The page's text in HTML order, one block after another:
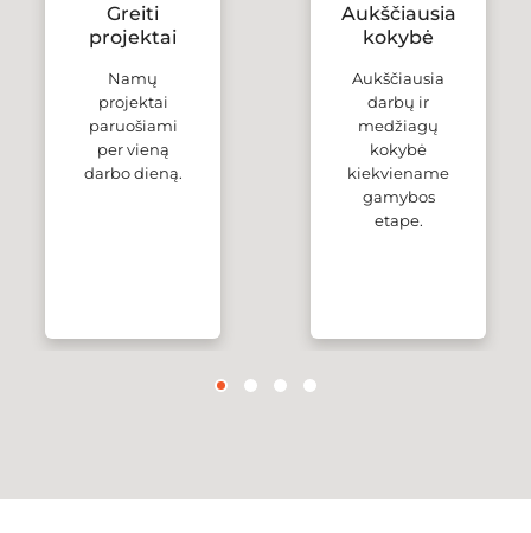
Greiti
projektai
Namų
projektai
paruošiami
per vieną
darbo dieną.
Aukščiausia
kokybė
Aukščiausia
darbų ir
medžiagų
kokybė
kiekviename
gamybos
etape.